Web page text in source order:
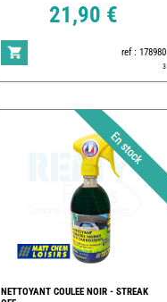
21,90 €
ref : 178980
3
NETTOYANT COULEE NOIR - STREAK